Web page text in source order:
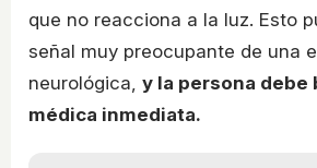
que no reacciona a la luz. Esto
señal muy preocupante de una
neurológica, y la persona debe
médica inmediata.